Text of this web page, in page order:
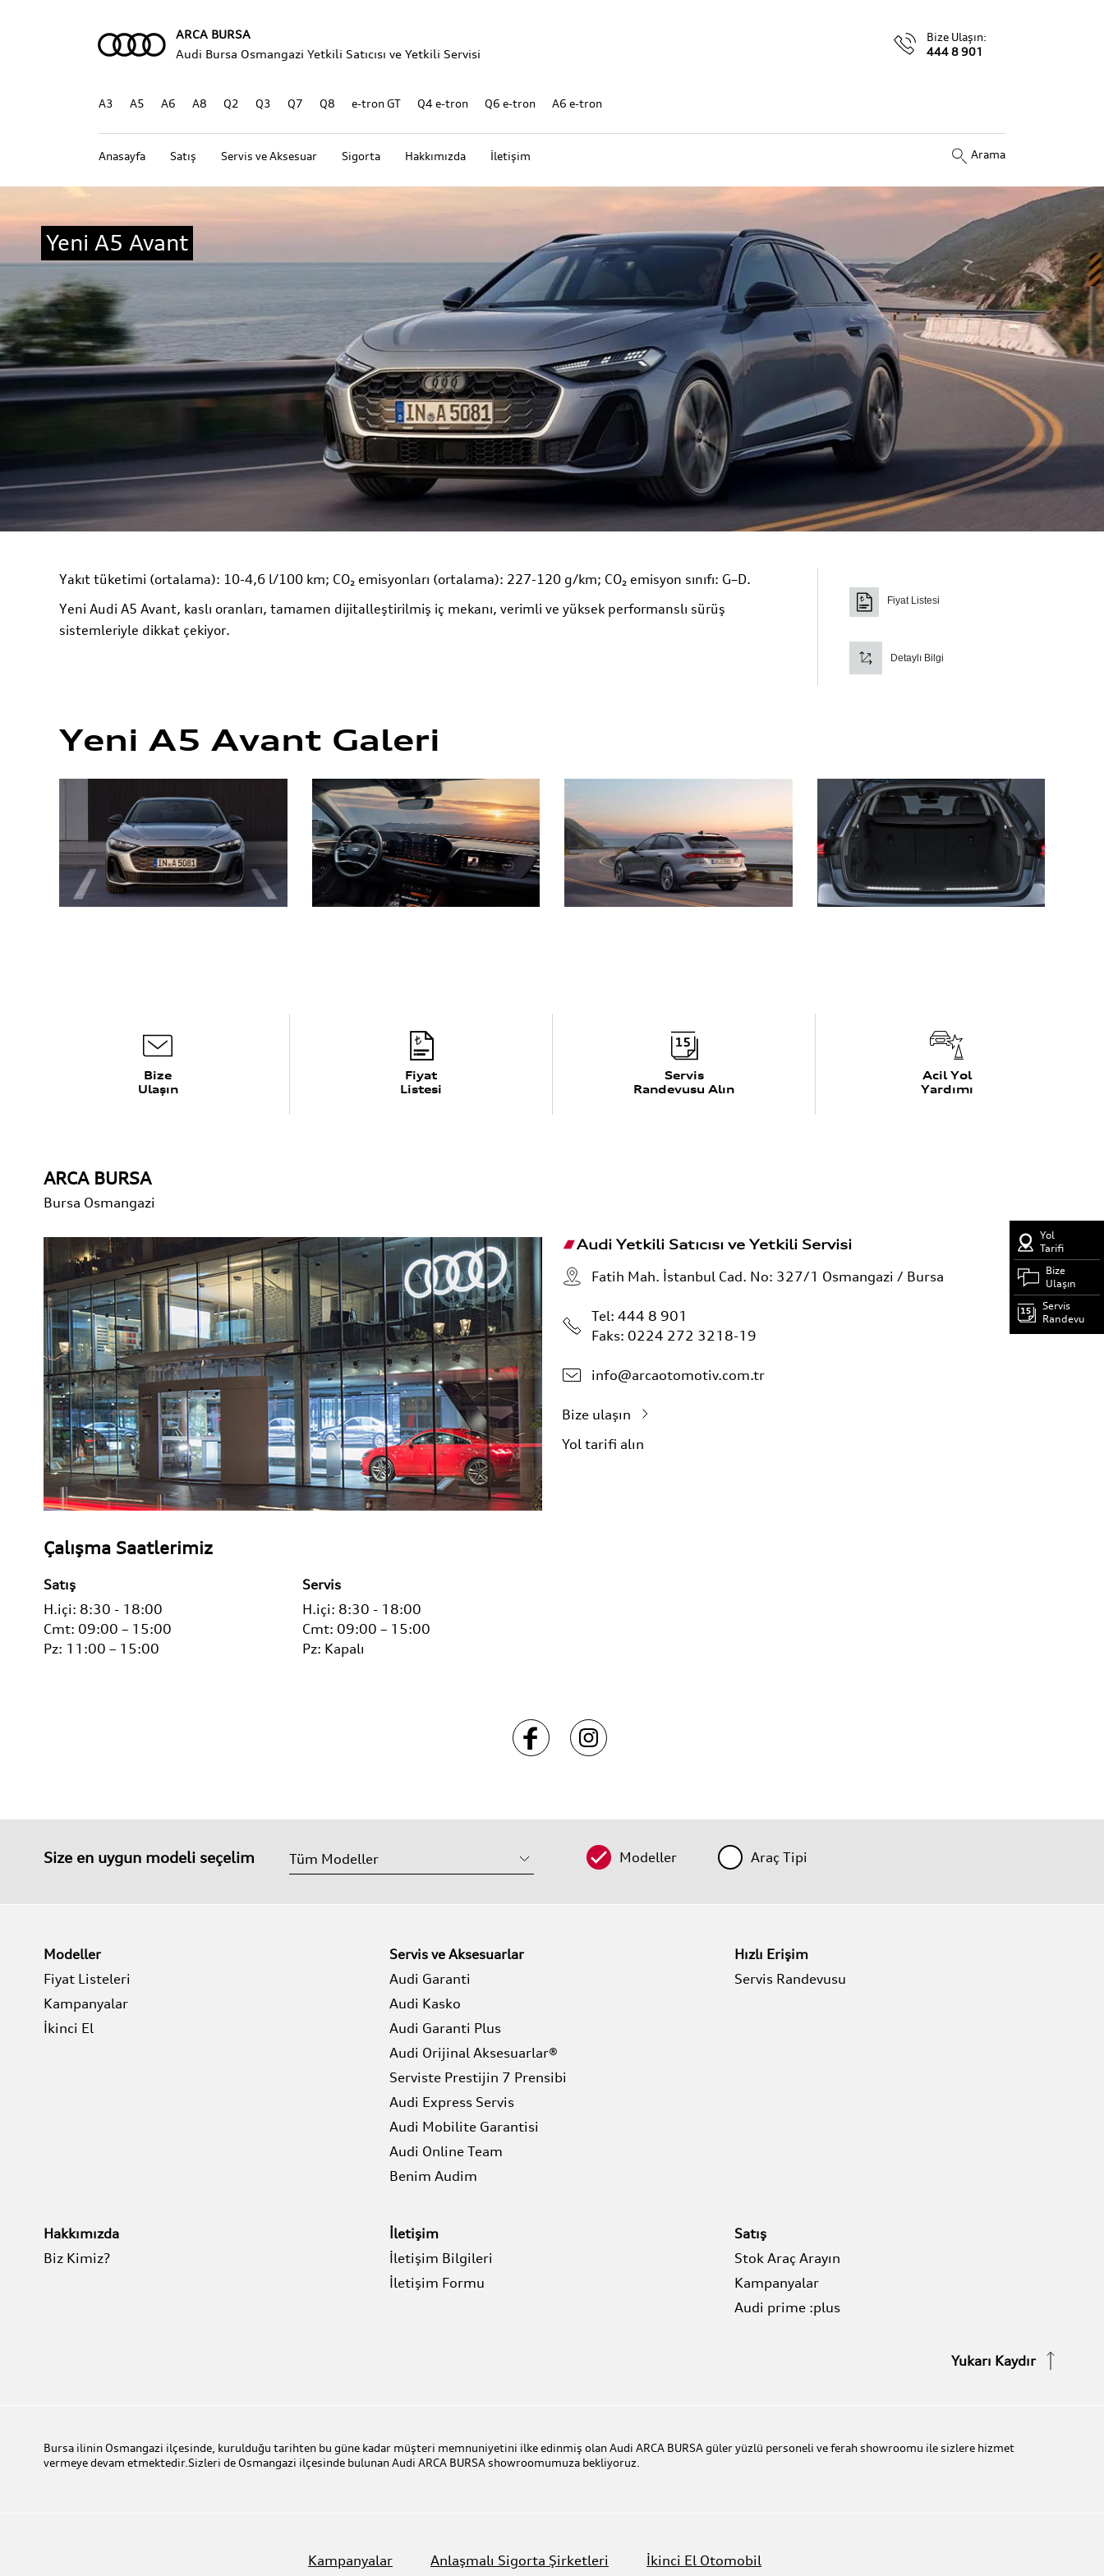
ARCA BURSA
Audi Bursa Osmangazi Yetkili Satıcısı ve Yetkili Servisi
Bize Ulaşın:
444 8 901
A3 A5 A6 A8 Q2 Q3 Q7 Q8 e-tron GT Q4 e-tron Q6 e-tron A6 e-tron
Anasayfa Satış Servis ve Aksesuar Sigorta Hakkımızda İletişim Arama
Yol
Tarifi
Bize
Ulaşın
Servis
Randevu
Yeni A5 Avant
Yakıt tüketimi (ortalama): 10-4,6 l/100 km; CO₂ emisyonları (ortalama): 227-120 g/km; CO₂ emisyon sınıfı: G–D.
Yeni Audi A5 Avant, kaslı oranları, tamamen dijitalleştirilmiş iç mekanı, verimli ve yüksek performanslı sürüş
sistemleriyle dikkat çekiyor.
Fiyat Listesi
Detaylı Bilgi
Yeni A5 Avant Galeri
Bize
Ulaşın
Fiyat
Listesi
Servis
Randevusu Alın
Acil Yol
Yardımı
ARCA BURSA
Bursa Osmangazi
Audi Yetkili Satıcısı ve Yetkili Servisi
Fatih Mah. İstanbul Cad. No: 327/1 Osmangazi / Bursa
Tel: 444 8 901
Faks: 0224 272 3218-19
info@arcaotomotiv.com.tr
Bize ulaşın
Yol tarifi alın
Çalışma Saatlerimiz
Satış
H.içi: 8:30 - 18:00
Cmt: 09:00 – 15:00
Pz: 11:00 – 15:00
Servis
H.içi: 8:30 - 18:00
Cmt: 09:00 – 15:00
Pz: Kapalı
Size en uygun modeli seçelim Modeller Araç Tipi
Modeller
Fiyat Listeleri
Kampanyalar
İkinci El
Servis ve Aksesuarlar
Audi Garanti
Audi Kasko
Audi Garanti Plus
Audi Orijinal Aksesuarlar®
Serviste Prestijin 7 Prensibi
Audi Express Servis
Audi Mobilite Garantisi
Audi Online Team
Benim Audim
Hızlı Erişim
Servis Randevusu
Hakkımızda
Biz Kimiz?
İletişim
İletişim Bilgileri
İletişim Formu
Satış
Stok Araç Arayın
Kampanyalar
Audi prime :plus
Yukarı Kaydır
Bursa ilinin Osmangazi ilçesinde, kurulduğu tarihten bu güne kadar müşteri memnuniyetini ilke edinmiş olan Audi ARCA BURSA güler yüzlü personeli ve ferah showroomu ile sizlere hizmet
vermeye devam etmektedir.Sizleri de Osmangazi ilçesinde bulunan Audi ARCA BURSA showroomumuza bekliyoruz.
Kampanyalar Anlaşmalı Sigorta Şirketleri İkinci El Otomobil